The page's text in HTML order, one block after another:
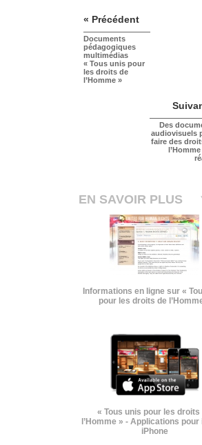
« Précédent
Documents
pédagogiques
multimédias
« Tous unis pour
les droits de
l’Homme »
Des
audiovisuels
faire des
EN SAVOIR PLUS
Informations en ligne sur «
pour les droits de
« Tous unis pour les droits
l’Homme » - Applications pour
iPhone